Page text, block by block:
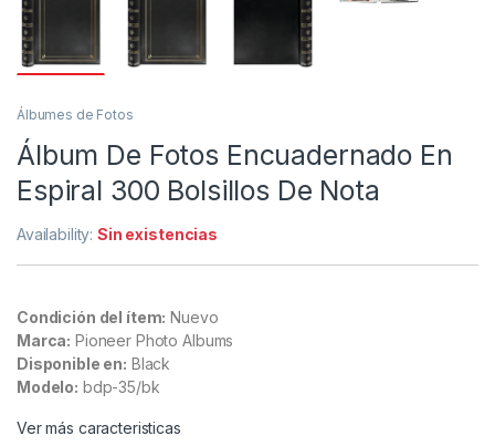
Álbumes de Fotos
Álbum De Fotos Encuadernado En
Espiral 300 Bolsillos De Nota
Availability:Sin existencias
Condición del ítem: Nuevo
Marca: Pioneer Photo Albums
Disponible en: Black
Modelo: bdp-35/bk
Ver más caracteristicas